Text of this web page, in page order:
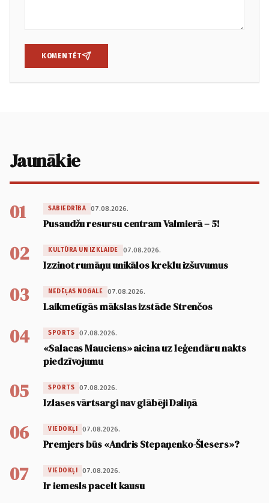
KOMENTĒT
Jaunākie
01 SABIEDRĪBA 07.08.2026.
Pusaudžu resursu centram Valmierā – 5!
02 KULTŪRA UN IZKLAIDE 07.08.2026.
Izzinot rumāņu unikālos kreklu izšuvumus
03 NEDĒĻAS NOGALE 07.08.2026.
Laikmetīgās mākslas izstāde Strenčos
04 SPORTS 07.08.2026.
«Salacas Mauciens» aicina uz leģendāru nakts
piedzīvojumu
05 SPORTS 07.08.2026.
Izlases vārtsargi nav glābēji Daliņā
06 VIEDOKĻI 07.08.2026.
Premjers būs «Andris Stepaņenko-Šlesers»?
07 VIEDOKĻI 07.08.2026.
Ir iemesls pacelt kausu